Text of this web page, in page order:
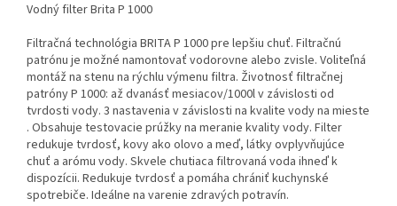
Vodný filter Brita P 1000
Filtračná technológia BRITA P 1000 pre lepšiu chuť. Filtračnú
patrónu je možné namontovať vodorovne alebo zvisle. Voliteľná
montáž na stenu na rýchlu výmenu filtra. Životnosť filtračnej
patróny P 1000: až dvanásť mesiacov/1000l v závislosti od
tvrdosti vody. 3 nastavenia v závislosti na kvalite vody na mieste
. Obsahuje testovacie prúžky na meranie kvality vody. Filter
redukuje tvrdosť, kovy ako olovo a meď, látky ovplyvňujúce
chuť a arómu vody. Skvele chutiaca filtrovaná voda ihneď k
dispozícii. Redukuje tvrdosť a pomáha chrániť kuchynské
spotrebiče. Ideálne na varenie zdravých potravín.